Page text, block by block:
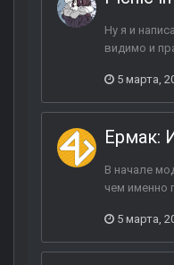
Ну я и
видимо и
5 марта,
Ермак:
В начале
чем именно
5 марта,